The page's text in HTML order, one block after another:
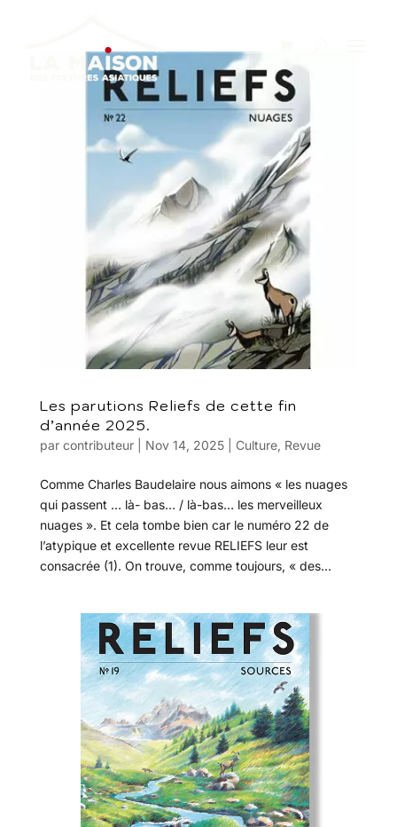
Les parutions Reliefs de cette fin
d’année 2025.
par contributeur| Nov 14, 2025| Culture, Revue
Comme Charles Baudelaire nous aimons « les nuages
qui passent … là- bas… / là-bas… les merveilleux
nuages ». Et cela tombe bien car le numéro 22 de
l’atypique et excellente revue RELIEFS leur est
consacrée (1). On trouve, comme toujours, « des...